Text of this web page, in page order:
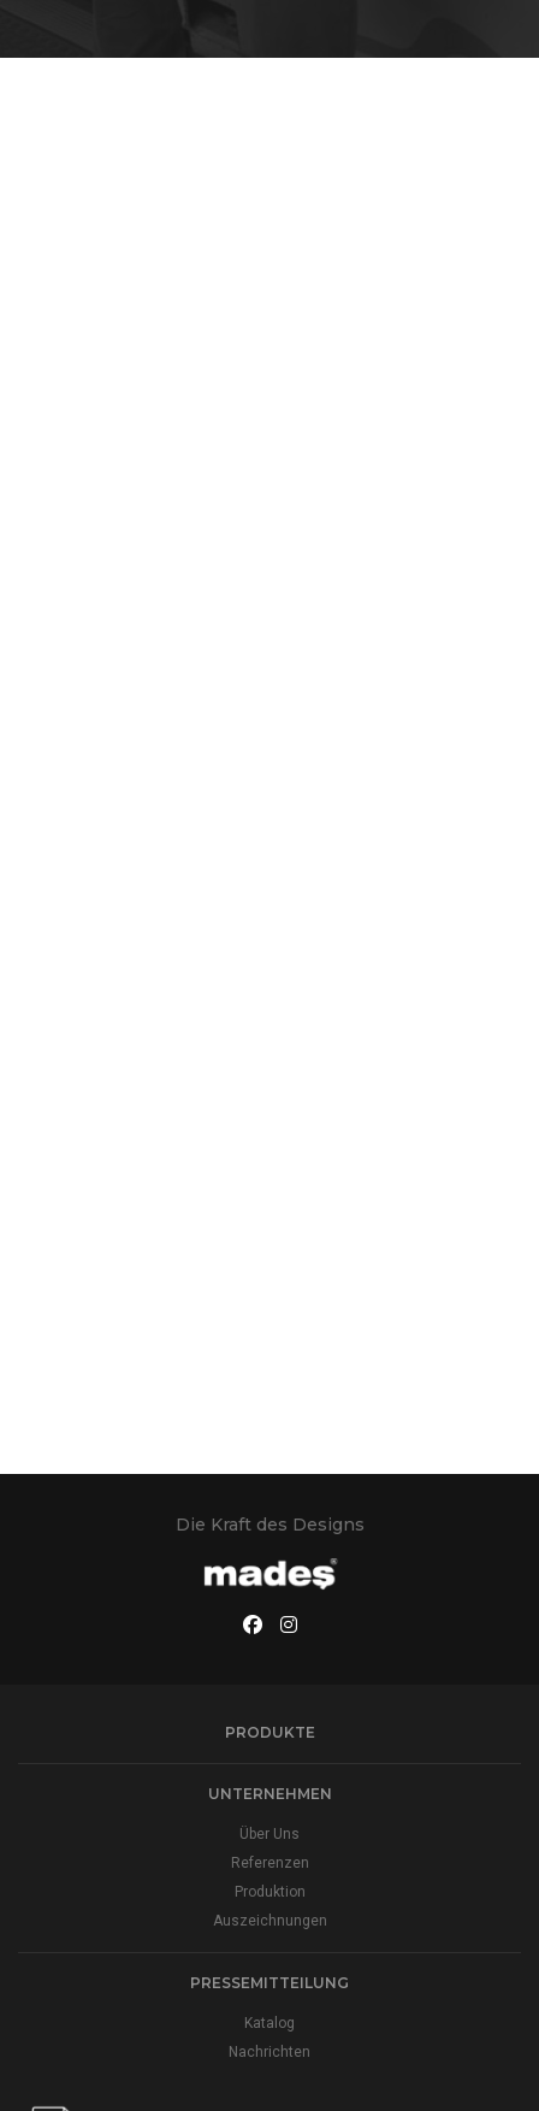
Die Kraft des Designs
PRODUKTE
UNTERNEHMEN
Über Uns
Referenzen
Produktion
Auszeichnungen
PRESSEMITTEILUNG
Katalog
Nachrichten